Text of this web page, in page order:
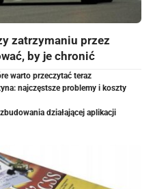
zatrzymaniu przez
by je chronić
warto przeczytać teraz
najczęstsze problemy i koszty
działającej aplikacji